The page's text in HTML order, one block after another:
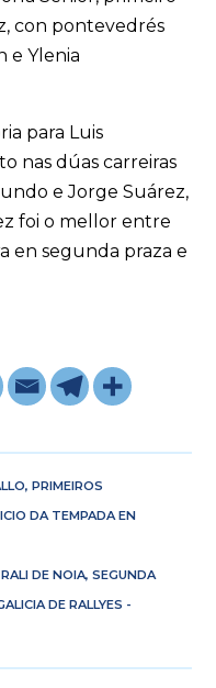
con pontevedrés
e Ylenia
para Luis
nas dúas carreiras
e Jorge Suárez,
foi o mellor entre
en segunda praza e
PRIMEIROS
DA TEMPADA EN
DE NOIA, SEGUNDA
DE RALLYES -